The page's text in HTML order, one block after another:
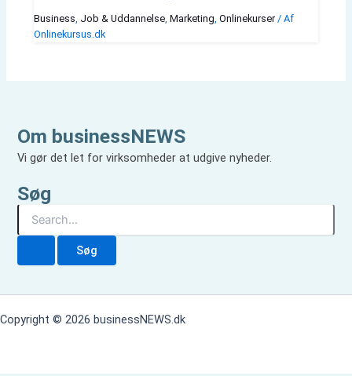
Business Job & Uddannelse, Marketing Onlinekurser/ Af
Onlinekursus.dk
Om businessNEWS
Vi gør det let for virksomheder at udgive nyheder.
Søg
r
Copyright © 2026 businessNEWS.dk